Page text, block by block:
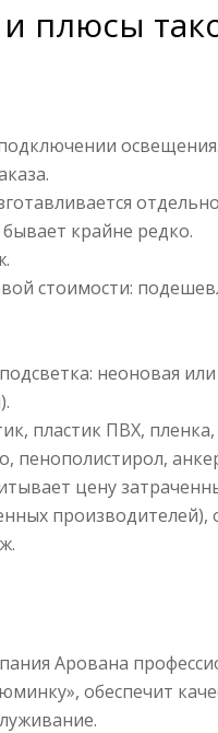
и плюсы
освещения.
крайне редко.
стоимости:
неоновая
пластик ПВХ,
пенополистирол,
цену
производителей),
Арована
обеспечит